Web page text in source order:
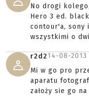
No drogi
Hero 3 ed.
contour'a, sony
wszystkimi o
r2d214-08-2013
Mi w go pro
aparatu
założy sie go na